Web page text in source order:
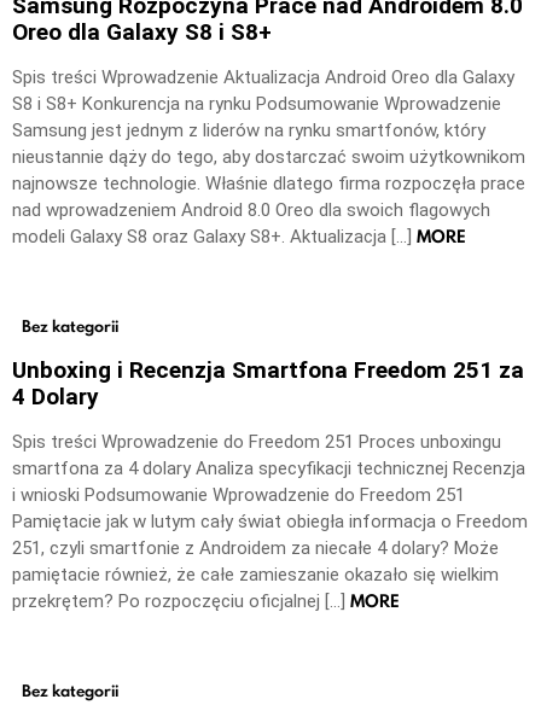
Oreo dla Galaxy S8 i S8+
Spis treści Wprowadzenie Aktualizacja Android Oreo dla Galaxy
S8 i S8+ Konkurencja na rynku Podsumowanie Wprowadzenie
Samsung jest jednym z liderów na rynku smartfonów, który
nieustannie dąży do tego, aby dostarczać swoim użytkownikom
najnowsze technologie. Właśnie dlatego firma rozpoczęła prace
nad wprowadzeniem Android 8.0 Oreo dla swoich flagowych
modeli Galaxy S8 oraz Galaxy S8+. Aktualizacja […] MORE
Bez kategorii
Unboxing i Recenzja Smartfona Freedom 251 za
4 Dolary
Spis treści Wprowadzenie do Freedom 251 Proces unboxingu
smartfona za 4 dolary Analiza specyfikacji technicznej Recenzja
i wnioski Podsumowanie Wprowadzenie do Freedom 251
Pamiętacie jak w lutym cały świat obiegła informacja o Freedom
251, czyli smartfonie z Androidem za niecałe 4 dolary? Może
pamiętacie również, że całe zamieszanie okazało się wielkim
przekrętem? Po rozpoczęciu oficjalnej […] MORE
Bez kategorii